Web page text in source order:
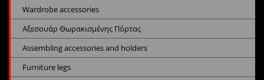
Wardrobe accessories
Αξεσουάρ Θωρακισμένης Πόρτας
Assembling accessories and holders
Furniture legs